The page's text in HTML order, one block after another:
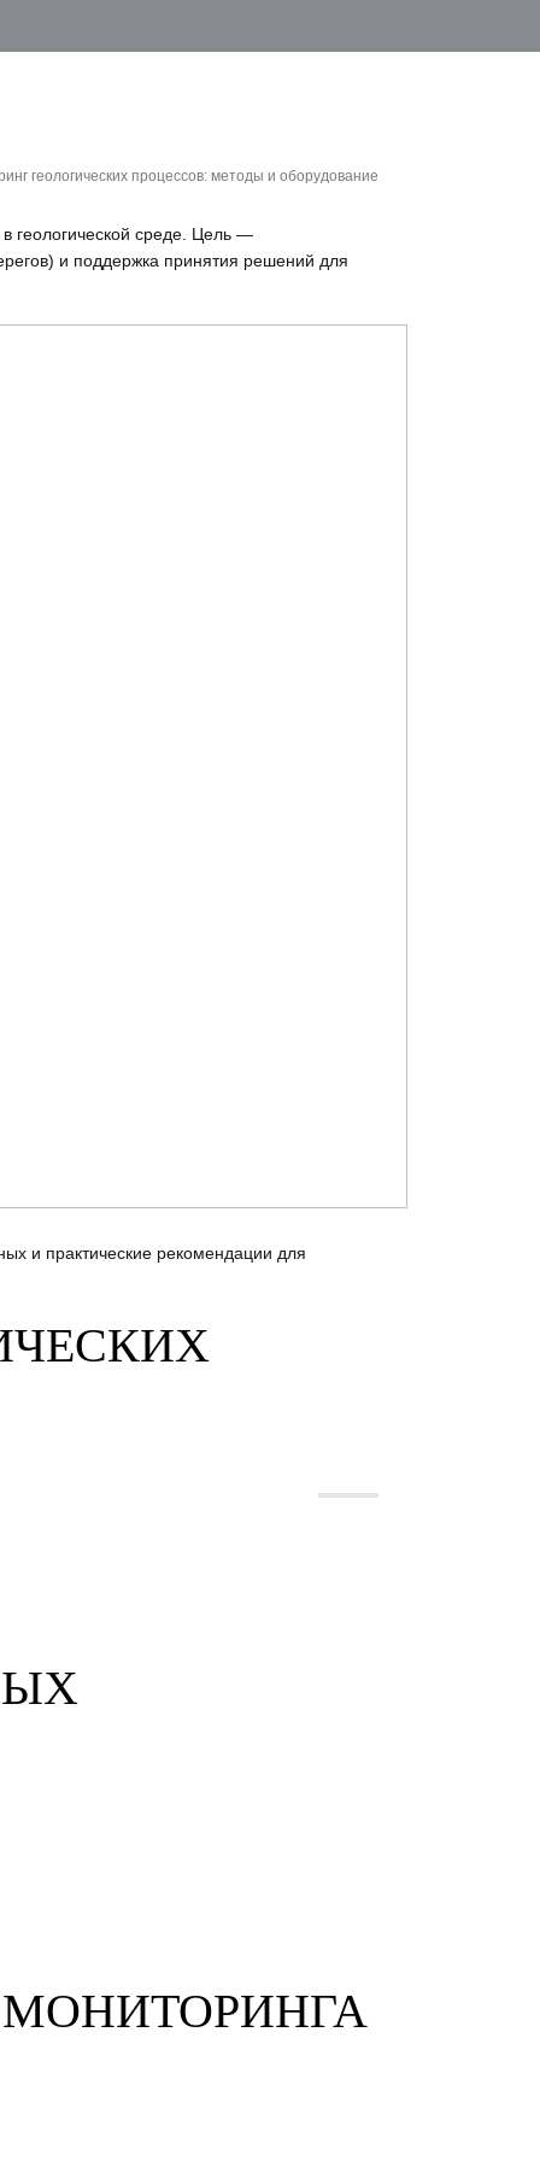
геологических процессов: методы и оборудование
геологической среде. Цель —
и поддержка принятия решений для
и практические рекомендации для